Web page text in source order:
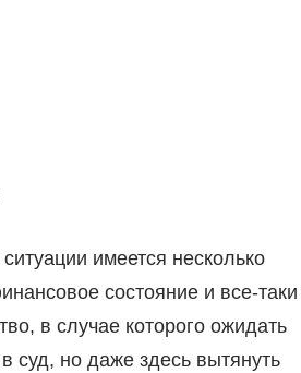
имеется несколько
состояние и все-таки
в случае которого ожидать
суд, но даже здесь вытянуть